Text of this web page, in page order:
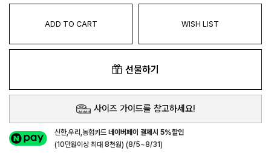
ADD TO CART WISH LIST
선물하기
사이즈 가이드를 참고하세요!
신한,우리,농협카드네이버페이 결제시 5%할인
(10만원이상 최대 8천원) (8/5~8/31)